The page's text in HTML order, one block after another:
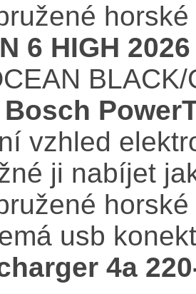
6 HIGH 2026
vzhled
ji nabíjet
usb
4a